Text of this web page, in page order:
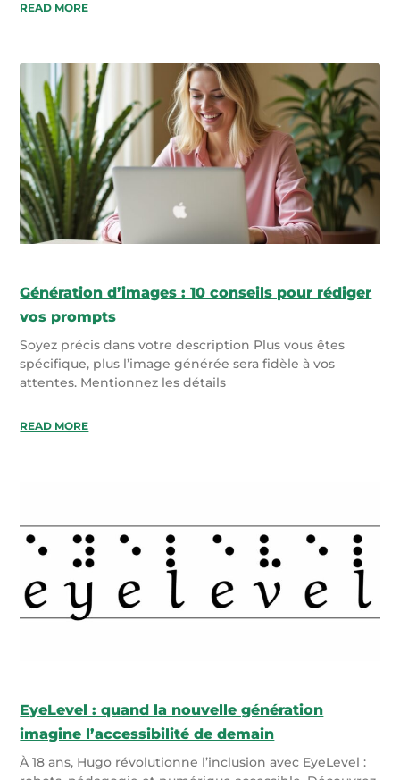
READ MORE
Génération d’images : 10 conseils pour rédiger
vos prompts
Soyez précis dans votre description Plus vous êtes
spécifique, plus l’image générée sera fidèle à vos
attentes. Mentionnez les détails
READ MORE
EyeLevel : quand la nouvelle génération
imagine l’accessibilité de demain
À 18 ans, Hugo révolutionne l’inclusion avec EyeLevel :